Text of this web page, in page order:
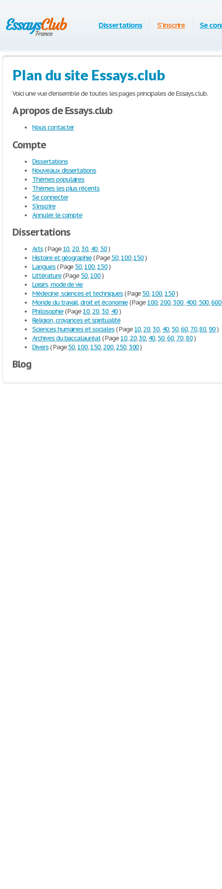
Dissertations S'inscrire Se
Plan du site Essays.club
Voici une vue d'ensemble de toutes les pages principales de Essays.club.
A propos de Essays.club
Nous contacter
Compte
Dissertations
Nouveaux dissertations
Thèmes populaires
Thèmes les plus récents
Se connecter
S'inscrire
Annuler le compte
Dissertations
Arts( Page10,20, 30, 40, 50)
Histoire et géographie( Page 50,100,150)
Langues( Page 50,100,150)
Littérature( Page 50,100)
Loisirs, mode de vie
Médecine, sciences et techniques( Page 50,100,150)
Monde du travail, droit et économie( Page100,200, 300, 400, 500,600
Philosophie( Page10,20, 30, 40)
Religion, croyances et spiritualité
Sciences humaines et sociales( Page10,20, 30, 40, 50,60, 70,80,90)
Archives du baccalauréat( Page10,20,30, 40, 50,60, 70,80)
Divers( Page50,100,150,200,250, 300)
Blog